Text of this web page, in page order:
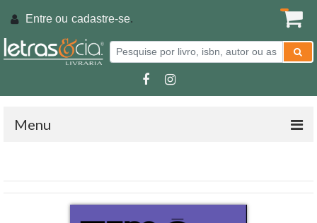
Entre ou cadastre-se.
Menu